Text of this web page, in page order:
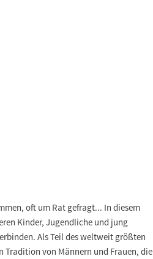
oft um Rat gefragt... In diesem
Kinder, Jugendliche und jung
Als Teil des weltweit größten
Tradition von Männern und Frauen, die